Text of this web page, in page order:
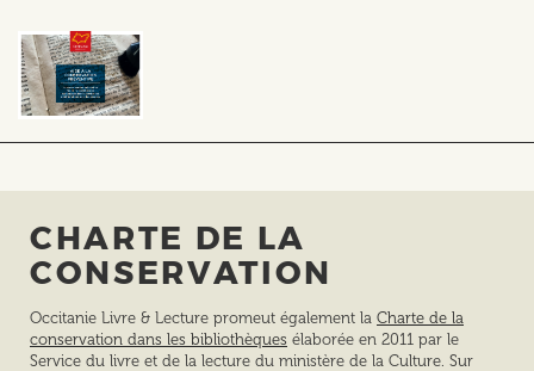
CHARTE DE LA
CONSERVATION
Occitanie Livre & Lecture promeut également la Charte de la
conservation dans les bibliothèques élaborée en 2011 par le
Service du livre et de la lecture du ministère de la Culture. Sur